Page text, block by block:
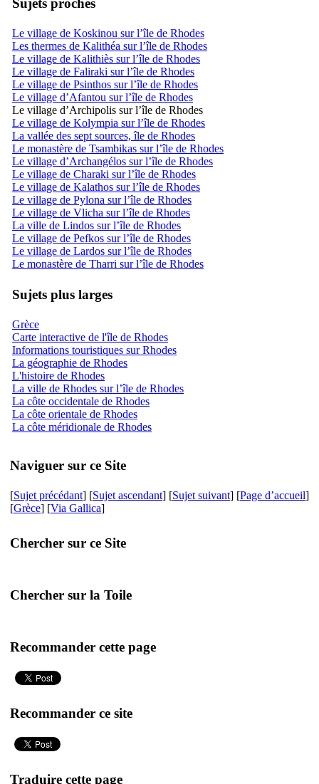
Le village de Koskinou sur l’île de Rhodes
Les thermes de Kalithéa sur l’île de Rhodes
Le village de Kalithiès sur l’île de Rhodes
Le village de Faliraki sur l’île de Rhodes
Le village de Psinthos sur l’île de Rhodes
Le village d’Afantou sur l’île de Rhodes
Le village d’Archipolis sur l’île de Rhodes
Le village de Kolympia sur l’île de Rhodes
La vallée des sept sources, île de Rhodes
Le monastère de Tsambikas sur l’île de Rhodes
Le village d’Archangélos sur l’île de Rhodes
Le village de Charaki sur l’île de Rhodes
Le village de Kalathos sur l’île de Rhodes
Le village de Pylona sur l’île de Rhodes
Le village de Vlicha sur l’île de Rhodes
La ville de Lindos sur l’île de Rhodes
Le village de Pefkos sur l’île de Rhodes
Le village de Lardos sur l’île de Rhodes
Le monastère de Tharri sur l’île de Rhodes
Sujets plus larges
Grèce
Carte interactive de l'île de Rhodes
Informations touristiques sur Rhodes
La géographie de Rhodes
L'histoire de Rhodes
La ville de Rhodes sur l’île de Rhodes
La côte occidentale de Rhodes
La côte orientale de Rhodes
La côte méridionale de Rhodes
Naviguer sur ce Site
[Sujet précédant] [Sujet ascendant] [Sujet suivant] [Page d’accueil]
[Grèce] [Via Gallica]
Chercher sur ce Site
Chercher sur la Toile
Recommander cette page
Recommander ce site
Traduire cette page